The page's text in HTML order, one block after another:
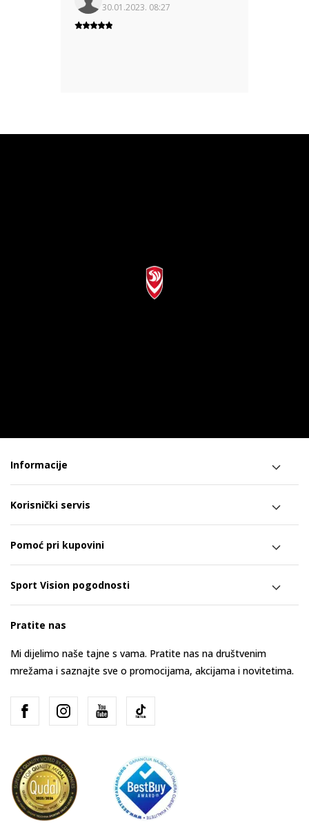
30.01.2023. 08:27
Informacije
Korisnički servis
Pomoć pri kupovini
Sport Vision pogodnosti
Pratite nas
Mi dijelimo naše tajne s vama. Pratite nas na društvenim
mrežama i saznajte sve o promocijama, akcijama i novitetima.